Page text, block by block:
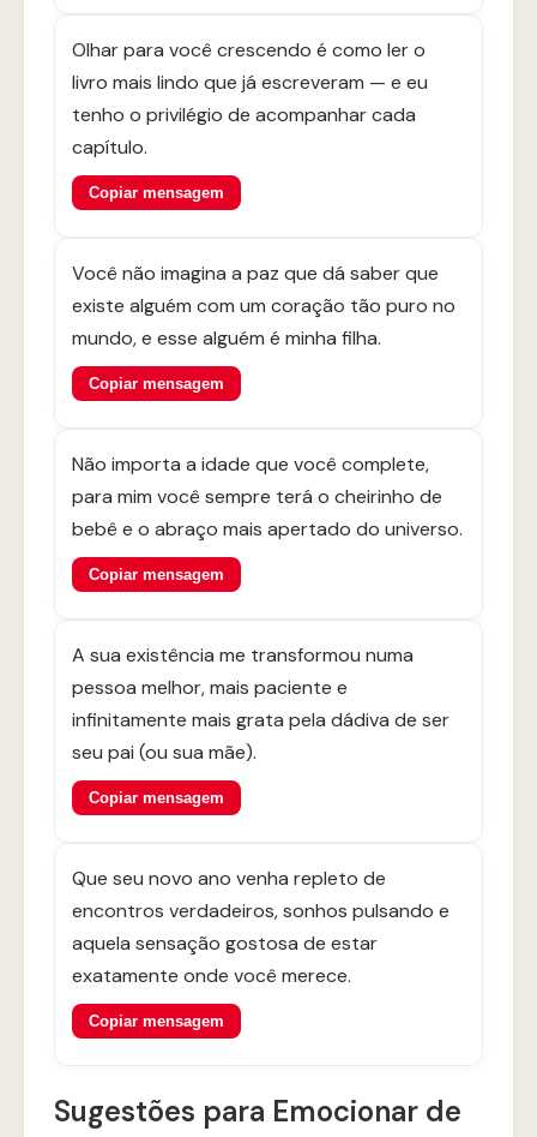
Olhar para você crescendo é como ler o
livro mais lindo que já escreveram — e eu
tenho o privilégio de acompanhar cada
capítulo.
Copiar mensagem
Você não imagina a paz que dá saber que
existe alguém com um coração tão puro no
mundo, e esse alguém é minha filha.
Copiar mensagem
Não importa a idade que você complete,
para mim você sempre terá o cheirinho de
bebê e o abraço mais apertado do universo.
Copiar mensagem
A sua existência me transformou numa
pessoa melhor, mais paciente e
infinitamente mais grata pela dádiva de ser
seu pai (ou sua mãe).
Copiar mensagem
Que seu novo ano venha repleto de
encontros verdadeiros, sonhos pulsando e
aquela sensação gostosa de estar
exatamente onde você merece.
Copiar mensagem
Sugestões para Emocionar de